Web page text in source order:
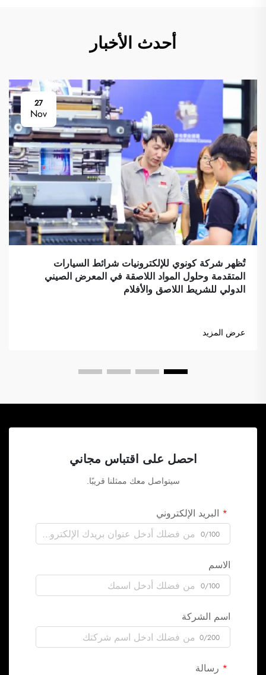
أحدث الأخبار
27
Nov
تُظهر شركة كونوي للإلكترونيات شرائط السيارات
المتقدمة وحلول المواد اللاصقة في المعرض الصيني
الدولي للشريط اللاصق والأفلام
عرض المزيد
احصل على اقتباس مجاني
سيتواصل معك ممثلنا قريبًا.
البريد الإلكتروني
0/100
الاسم
0/100
اسم الشركة
0/200
رسالة